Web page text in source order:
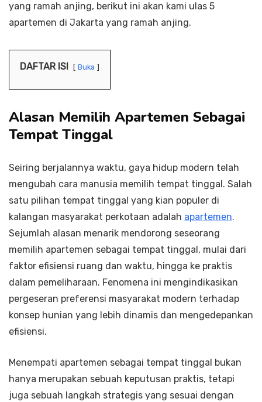
yang ramah anjing, berikut ini akan kami ulas 5
apartemen di Jakarta yang ramah anjing.
DAFTAR ISI Buka
Alasan Memilih Apartemen Sebagai
Tempat Tinggal
Seiring berjalannya waktu, gaya hidup modern telah
mengubah cara manusia memilih tempat tinggal. Salah
satu pilihan tempat tinggal yang kian populer di
kalangan masyarakat perkotaan adalah apartemen.
Sejumlah alasan menarik mendorong seseorang
memilih apartemen sebagai tempat tinggal, mulai dari
faktor efisiensi ruang dan waktu, hingga ke praktis
dalam pemeliharaan. Fenomena ini mengindikasikan
pergeseran preferensi masyarakat modern terhadap
konsep hunian yang lebih dinamis dan mengedepankan
efisiensi.
Menempati apartemen sebagai tempat tinggal bukan
hanya merupakan sebuah keputusan praktis, tetapi
juga sebuah langkah strategis yang sesuai dengan